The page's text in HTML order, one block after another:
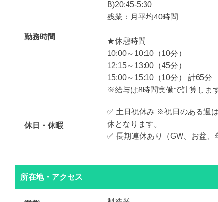
勤務時間
B)20:45-5:30
残業：月平均40時間
★休憩時間
10:00～10:10（10分）
12:15～13:00（45分）
15:00～15:10（10分） 計65分
※給与は8時間実働で計算しま
休日・休暇
✅ 土日祝休み ※祝日のある週
休となります。
✅ 長期連休あり（GW、お盆、
所在地・アクセス